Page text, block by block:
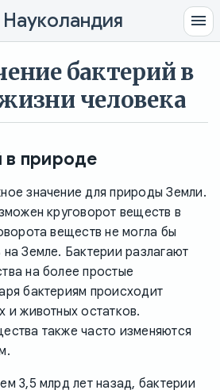
Науколандия
бактерий в
человека
в природе
значение для природы Земли.
круговорот веществ в
веществ не могла бы
Земле. Бактерии разлагают
на более простые
бактериям происходит
и животных остатков.
также часто изменяются
3,5 млрд лет назад, бактерии